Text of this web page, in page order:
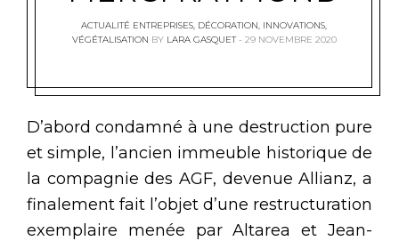
ACTUALITÉ ENTREPRISES, DÉCORATION, INNOVATIONS,
VÉGÉTALISATION BY LARA GASQUET 29 NOVEMBRE 2020
D’abord condamné à une destruction pure
et simple, l’ancien immeuble historique de
la compagnie des AGF, devenue Allianz, a
finalement fait l’objet d’une restructuration
exemplaire menée par Altarea et Jean-